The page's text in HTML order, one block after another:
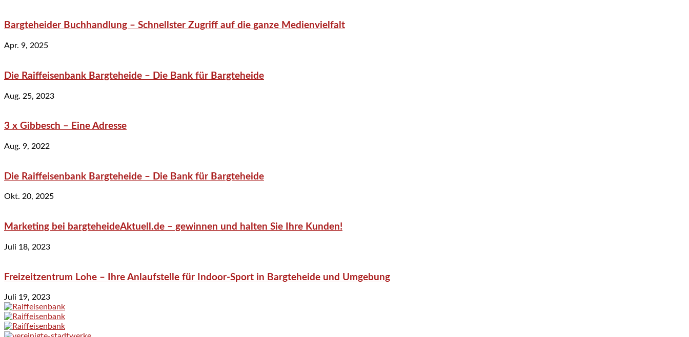
Bargteheider Buchhandlung – Schnellster Zugriff auf die ganze Medienvielfalt
Apr. 9, 2025
Die Raiffeisenbank Bargteheide – Die Bank für Bargteheide
Aug. 25, 2023
3 x Gibbesch – Eine Adresse
Aug. 9, 2022
Die Raiffeisenbank Bargteheide – Die Bank für Bargteheide
Okt. 20, 2025
Marketing bei bargteheideAktuell.de – gewinnen und halten Sie Ihre Kunden!
Juli 18, 2023
Freizeitzentrum Lohe – Ihre Anlaufstelle für Indoor-Sport in Bargteheide und Umgebung
Juli 19, 2023